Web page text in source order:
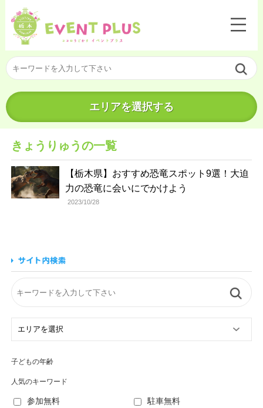
エリアを選択する
きょうりゅうの一覧
【栃木県】おすすめ恐竜スポット9選！大迫
力の恐竜に会いにでかけよう
2023/10/28
子どもの年齢
人気のキーワード
参加無料 駐車無料